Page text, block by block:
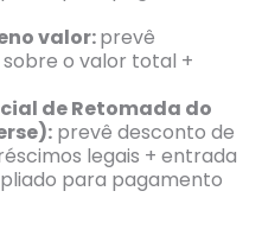
valor:prevê
o valor total +
de Retomada do
prevê desconto de
legais + entrada
para pagamento